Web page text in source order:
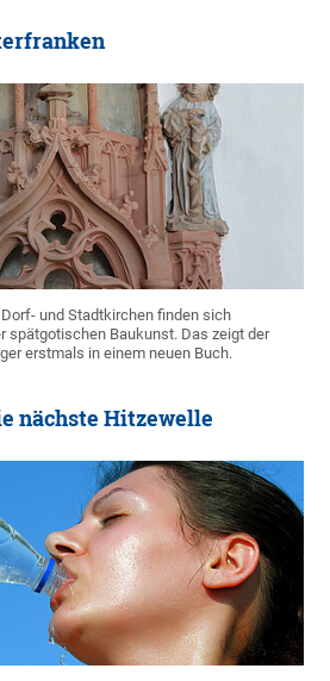
und Stadtkirchen finden sich
spätgotischen Baukunst. Das zeigt der
erstmals in einem neuen Buch.
nächste Hitzewelle